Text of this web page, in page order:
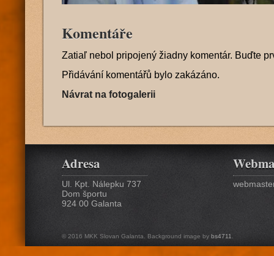
Komentáře
Zatiaľ nebol pripojený žiadny komentár. Buďte
Přidávání komentářů bylo zakázáno.
Návrat na fotogalerii
Adresa
Ul. Kpt. Nálepku 737
Dom športu
924 00 Galanta
© 2016 MKK Slovan Galanta. Background image by bs4711